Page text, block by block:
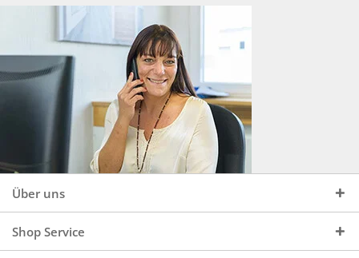
Über uns
Shop Service